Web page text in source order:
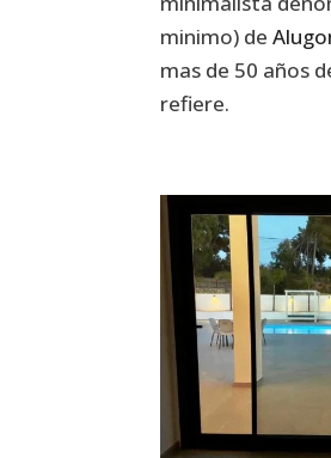
minimo) de
mas de 50 años
refiere.